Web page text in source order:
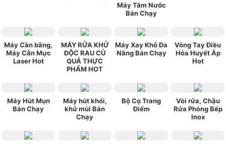
Máy Tăm Nước
Bán Chạy
Máy Cần bằng,
Máy Cân Mực
Laser Hot
MÁY RỬA KHỬ
ĐỘC RAU CỦ
QUẢ THỰC
PHẨM HOT
Máy Xay Khô Đa
Năng Bán Chạy
Vòng Tay Điều
Hòa Huyết Áp
Hot
Máy Hút Mụn
Bán Chạy
Máy hút khói,
khử mùi Bán
Chạy
Bộ Cọ Trang
Điểm
Vòi rửa, Chậu
Rửa Phòng Bếp
Inox